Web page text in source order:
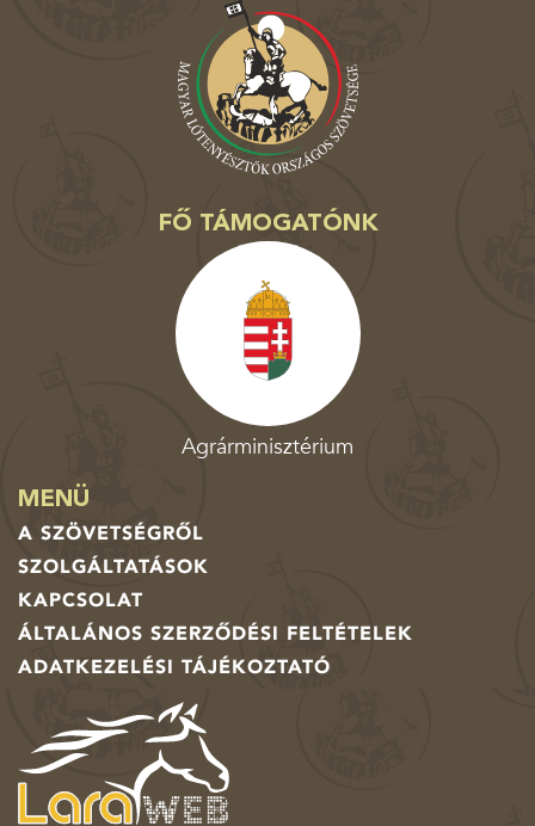
FŐ TÁMOGATÓNK
Agrárminisztérium
MENÜ
A SZÖVETSÉGRŐL
SZOLGÁLTATÁSOK
KAPCSOLAT
ÁLTALÁNOS SZERZŐDÉSI FELTÉTELEK
ADATKEZELÉSI TÁJÉKOZTATÓ